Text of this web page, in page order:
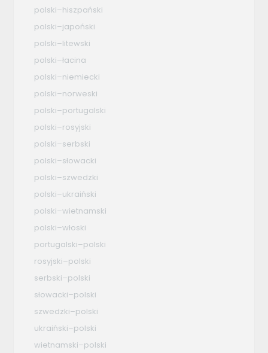
polski–hiszpański
polski–japoński
polski–litewski
polski–łacina
polski–niemiecki
polski–norweski
polski–portugalski
polski–rosyjski
polski–serbski
polski–słowacki
polski–szwedzki
polski–ukraiński
polski–wietnamski
polski–włoski
portugalski–polski
rosyjski–polski
serbski–polski
słowacki–polski
szwedzki–polski
ukraiński–polski
wietnamski–polski